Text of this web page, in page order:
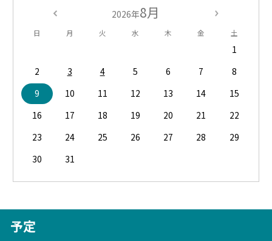
2026年8月
日 月 火 水 木 金 土
1
2
3 4 5 6 7
8
9
10 11 12 13 14
15
16
17 18 19 20 21
22
23
24 25 26 27 28
29
30
31
予定